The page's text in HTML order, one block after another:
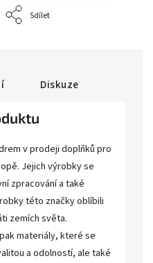
Sdílet
Diskuze
v prodeji doplňků pro
Jejich výrobky se
zpracování a také
této značky oblíbili
zemích světa.
materiály, které se
a odolností, ale také